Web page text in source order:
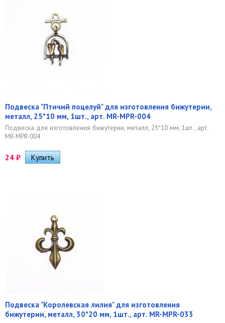
Подвеска "Птичий поцелуй" для изготовления бижутерии,
металл, 25*10 мм, 1шт., арт. MR-MPR-004
Подвеска для изготовления бижутерии, металл, 25*10 мм, 1шт., арт.
MR-MPR-004
24 ₽
Подвеска "Королевская лилия" для изготовления
бижутерии, металл, 30*20 мм, 1шт., арт. MR-MPR-033